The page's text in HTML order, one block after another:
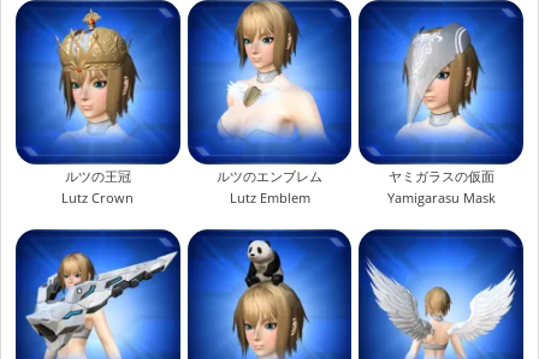
ルツの王冠
Lutz Crown
ルツのエンブレム
Lutz Emblem
ヤミガラスの仮面
Yamigarasu Mask